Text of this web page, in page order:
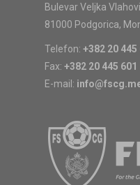
Bulevar Veljka
81000 Podgorica,
Telefon: +382 20 445
Fax: +382 20 445 601
E-mail: